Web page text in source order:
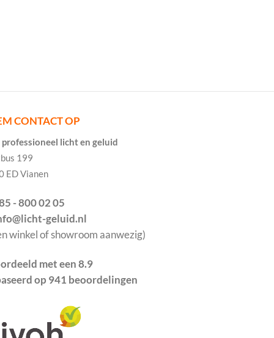
CONTACT OP
professioneel licht en geluid
199
ED Vianen
- 800 02 05
geluid.nl
winkel of showroom aanwezig)
met een 8.9
op 941 beoordelingen